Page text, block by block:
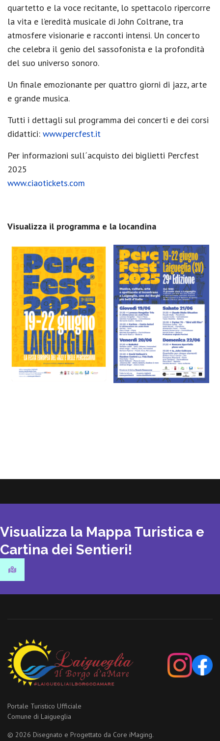
quartetto e la voce recitante, lo spettacolo ripercorre
la vita e l’eredità musicale di John Coltrane, tra
atmosfere visionarie e racconti intensi. Un concerto
che celebra il genio del sassofonista e la profondità
del suo universo sonoro.
Un finale emozionante per quattro giorni di jazz, arte
e grande musica.
Tutti i dettagli sul programma dei concerti e dei corsi
didattici: www.percfest.it
Per informazioni sull´acquisto dei biglietti Percfest
2025
www.ciaotickets.com
Visualizza il programma e la locandina
Visualizza la Mappa Turistica e
Cartina dei Sentieri!
Portale Turistico Ufficiale
Comune di Laigueglia
© 2026 Disegnato e Progettato da Core iMaging.